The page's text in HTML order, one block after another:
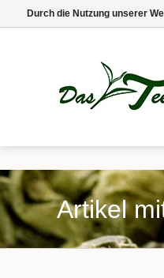
Artikel
Durch die Nutzung unserer